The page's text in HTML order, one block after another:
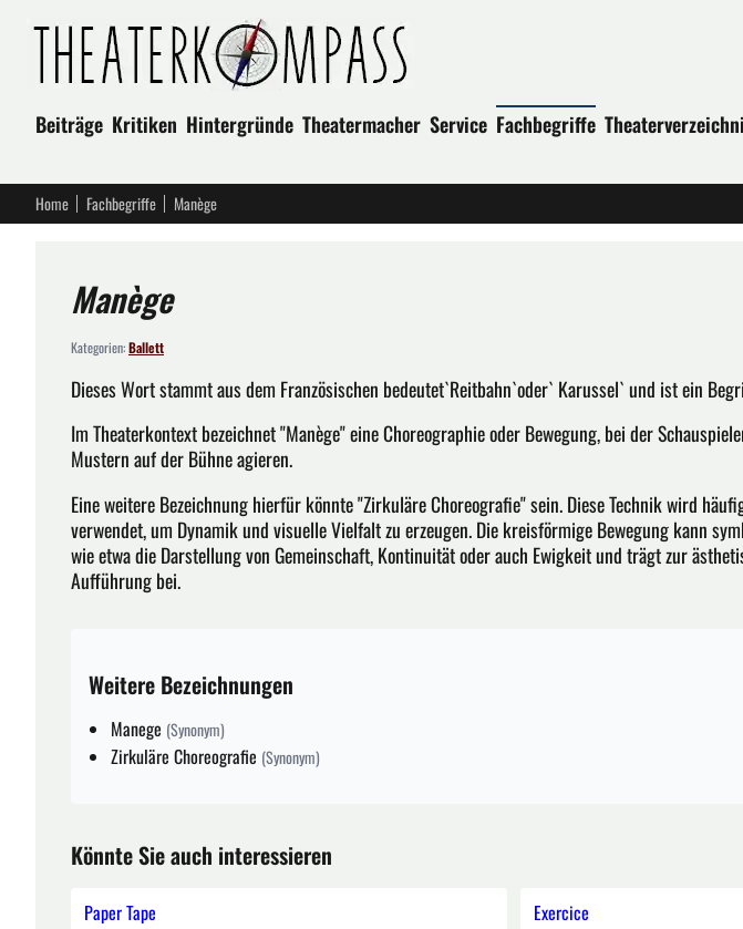
Beiträge Kritiken Hintergründe Theatermacher Service Fachbegriffe
Home Fachbegriffe Manège
Manège
Kategorien:Ballett
Dieses Wort stammt aus dem Französischen bedeutet`Reitbahn`oder` Karussel` und ist ein
Im Theaterkontext bezeichnet "Manège" eine Choreographie oder Bewegung, bei der
Mustern auf der Bühne agieren.
Eine weitere Bezeichnung hierfür könnte "Zirkuläre Choreografie" sein. Diese Technik wird
verwendet, um Dynamik und visuelle Vielfalt zu erzeugen. Die kreisförmige Bewegung kann
wie etwa die Darstellung von Gemeinschaft, Kontinuität oder auch Ewigkeit und trägt zur
Aufführung bei.
Weitere Bezeichnungen
Manege (Synonym)
Zirkuläre Choreografie (Synonym)
Könnte Sie auch interessieren
Paper Tape Exercice